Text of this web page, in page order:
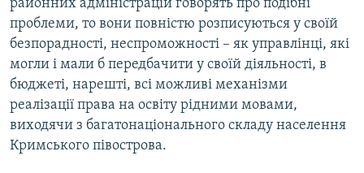
районних адміністрацій говорять про подібні
проблеми, то вони повністю розписуються у своїй
безпорадності, неспроможності – як управлінці, які
могли і мали б передбачити у своїй діяльності, в
бюджеті, нарешті, всі можливі механізми
реалізації права на освіту рідними мовами,
виходячи з багатонаціонального складу населення
Кримського півострова.